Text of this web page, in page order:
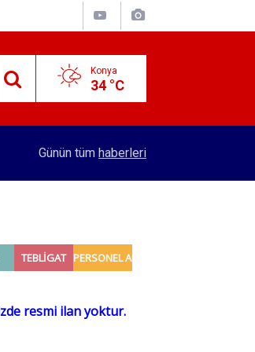
Konya
34 °C
Patates fiyatını düşürecek sevkiyat! 2 bin TIR
Günün tüm haberleri